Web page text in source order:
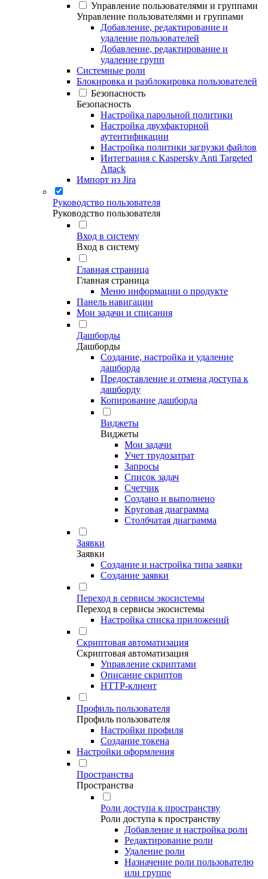
Управление пользователями и группами
Управление пользователями и группами
Добавление, редактирование и
удаление пользователей
Добавление, редактирование и
удаление групп
Системные роли
Блокировка и разблокировка пользователей
Безопасность
Безопасность
Настройка парольной политики
Настройка двухфакторной
аутентификации
Настройка политики загрузки файлов
Интеграция с Kaspersky Anti Targeted
Attack
Импорт из Jira
Руководство пользователя
Руководство пользователя
Вход в систему
Вход в систему
Главная страница
Главная страница
Меню информации о продукте
Панель навигации
Мои задачи и списания
Дашборды
Дашборды
Создание, настройка и удаление
дашборда
Предоставление и отмена доступа к
дашборду
Копирование дашборда
Виджеты
Виджеты
Мои задачи
Учет трудозатрат
Запросы
Список задач
Счетчик
Создано и выполнено
Круговая диаграмма
Столбчатая диаграмма
Заявки
Заявки
Создание и настройка типа заявки
Создание заявки
Переход в сервисы экосистемы
Переход в сервисы экосистемы
Настройка списка приложений
Скриптовая автоматизация
Скриптовая автоматизация
Управление скриптами
Описание скриптов
HTTP-клиент
Профиль пользователя
Профиль пользователя
Настройки профиля
Создание токена
Настройки оформления
Пространства
Пространства
Роли доступа к пространству
Роли доступа к пространству
Добавление и настройка роли
Редактирование роли
Удаление роли
Назначение роли пользователю
или группе